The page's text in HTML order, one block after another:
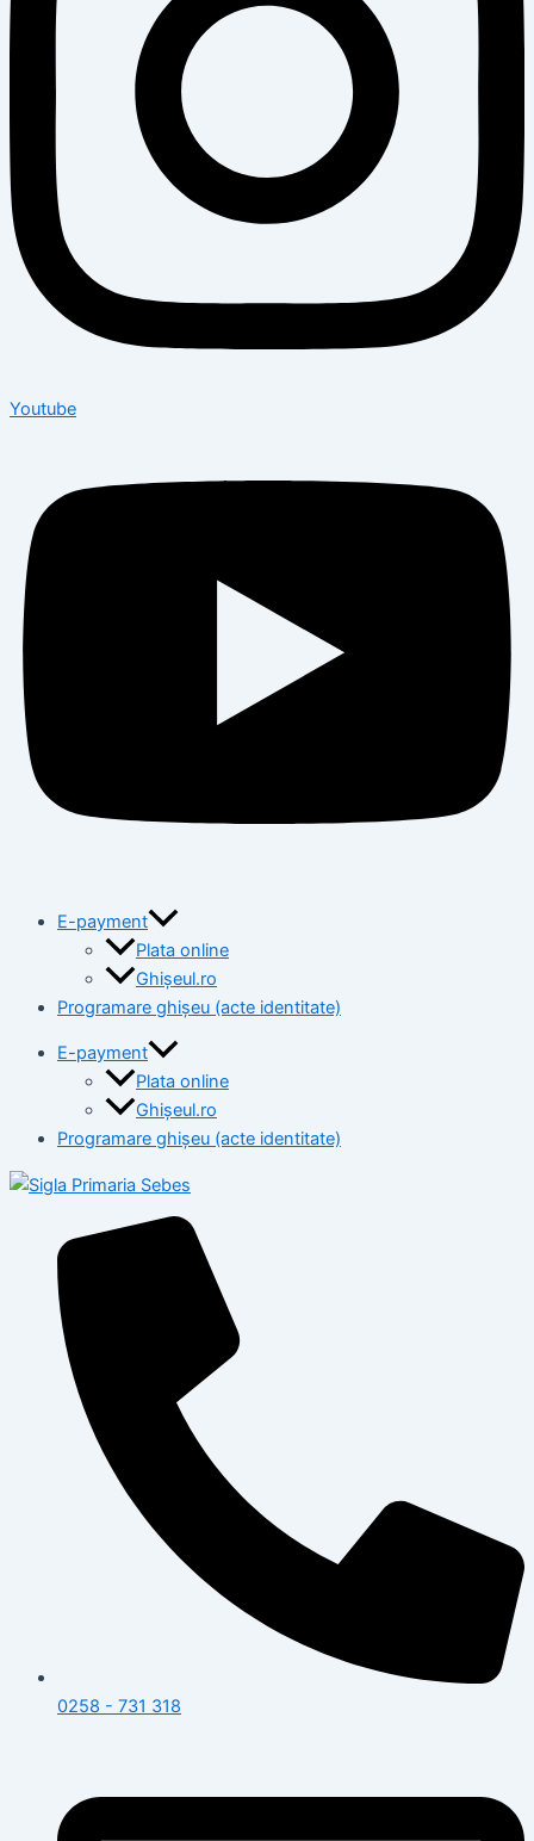
Youtube
E-payment
Plata online
Ghișeul.ro
Programare ghișeu (acte identitate)
E-payment
Plata online
Ghișeul.ro
Programare ghișeu (acte identitate)
0258 - 731 318